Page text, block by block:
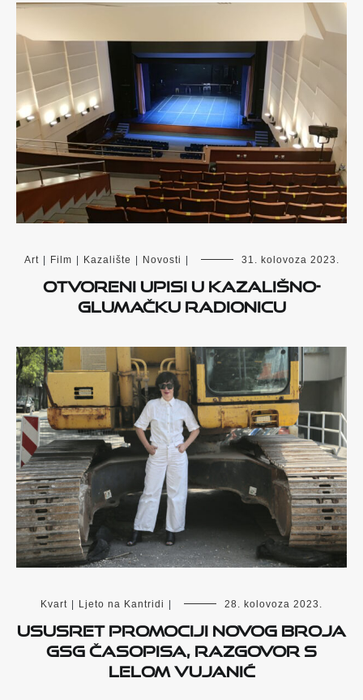
Art | Film | Kazalište | Novosti | 31. kolovoza 2023.
Otvoreni upisi u kazališno-
glumačku radionicu
Kvart | Ljeto na Kantridi | 28. kolovoza 2023.
Ususret promociji novog broja
GSG časopisa, razgovor s
Lelom Vujanić